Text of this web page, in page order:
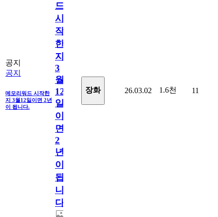
공지
공지
메모리워드 시작한
지 3월12일이면 2년
이 됩니다.
드
시
작
한
지
3
월
12
일
이
면
2
년
이
됩
니
다.
장화 26.03.02 1.6천 11